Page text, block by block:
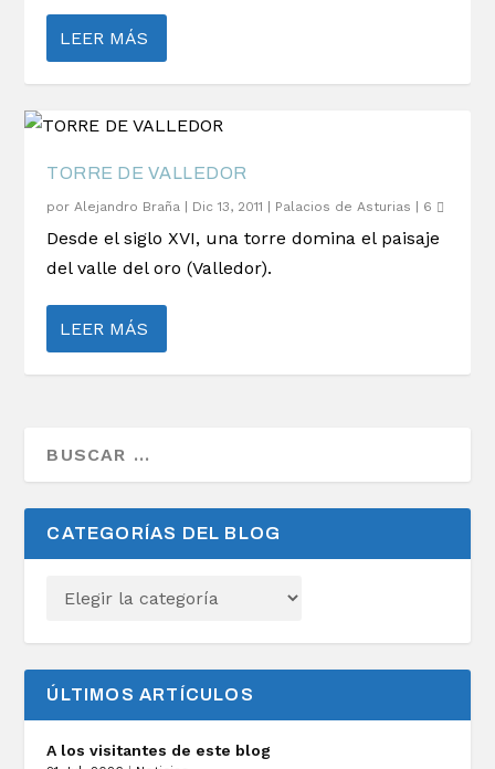
LEER MÁS
TORRE DE VALLEDOR
porAlejandro Braña Dic 13, 2011 Palacios de Asturias 6
Desde el siglo XVI, una torre domina el paisaje
del valle del oro (Valledor).
LEER MÁS
CATEGORÍAS DEL BLOG
ÚLTIMOS ARTÍCULOS
A los visitantes de este blog